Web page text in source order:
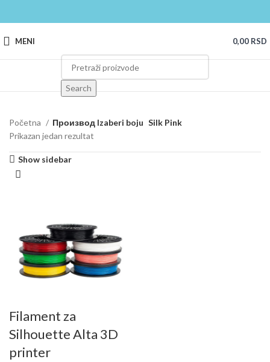
MENI 0,00 RSD
Search
Početna Производ Izaberi boju Silk Pink
Prikazan jedan rezultat
Show sidebar
Filament za
Silhouette Alta 3D
printer